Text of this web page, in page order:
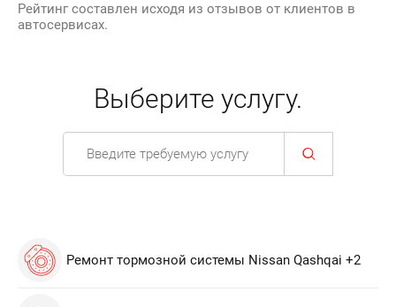
Рейтинг составлен исходя из отзывов от клиентов в
автосервисах.
Выберите услугу.
Ремонт тормозной системы Nissan Qashqai +2